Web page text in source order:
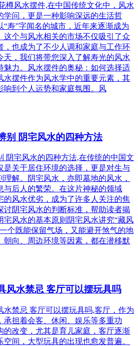
樽风水摆件,在中国传统文化中，风水
学问，更是一种影响深远的生活哲
“寿”字闻名的城市，近年来逐渐成为
这个与风水相关的市场不仅吸引了众
，也成为了不少人调和家庭与工作环
天，我们将带您深入了解寿光的风水
魅力。风水摆件的奥秘：如何选择适
水摆件作为风水学中的重要元素，其
响到个人运势和家庭氛围。风
别 阴宅风水的四种方法
阴宅风水的四种方法,在传统的中国文
是关于居住环境的选择，更是对生与
理解。阴宅风水，亦即墓地的风水，
与后人的繁荣。在这片神秘的领域
的风水优劣，成为了许多人关注的焦
讨阴宅风水的判断标准，帮助读者揭
宅风水的基本原则阴宅风水讲究“藏风
个既能保留气场，又能避开煞气的地
朝向、周边环境等因素，都在潜移默
风水禁忌 客厅可以摆玩具吗
水禁忌 客厅可以摆玩具吗,客厅，作为
承担着会客、休闲、娱乐等多重功
的改变，尤其是育儿家庭，客厅逐渐
间，大型玩具的出现也愈发普遍。